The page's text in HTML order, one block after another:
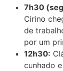
7h30
Cirino
de
por um
12h30:
cunhado